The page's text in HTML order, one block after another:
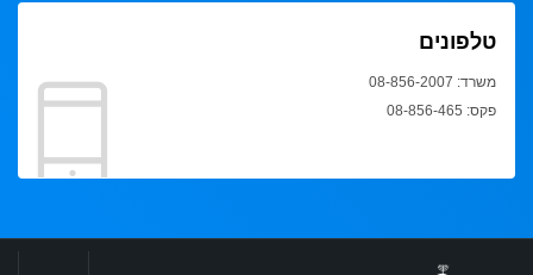
טלפונים
משרד: 08-856-2007
פקס: 08-856-465